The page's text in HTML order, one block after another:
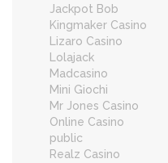
Jackpot Bob
Kingmaker Casino
Lizaro Casino
Lolajack
Madcasino
Mini Giochi
Mr Jones Casino
Online Casino
public
Realz Casino